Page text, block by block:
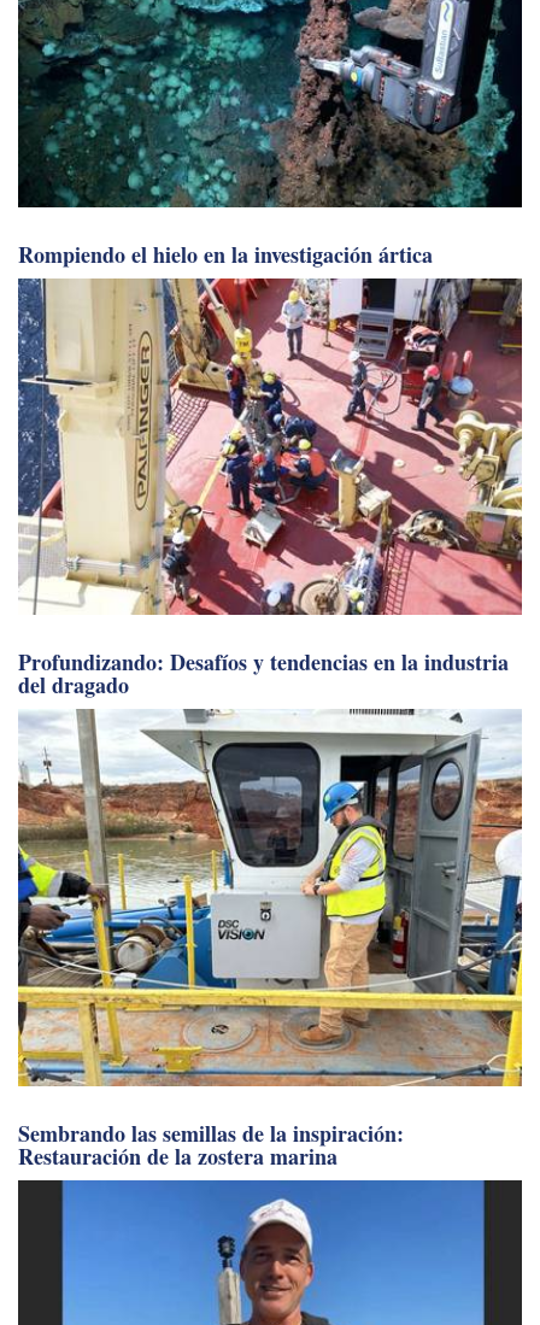
Rompiendo el hielo en la investigación ártica
Profundizando: Desafíos y tendencias en la industria
del dragado
Sembrando las semillas de la inspiración:
Restauración de la zostera marina